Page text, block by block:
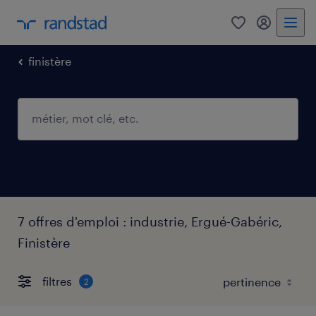
0 mon
finistère
7 offres d'emploi : industrie, Ergué-Gabéric,
Finistère
filtres 2